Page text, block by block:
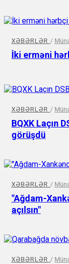
XƏBƏRLƏR /
İki erməni
XƏBƏRLƏR /
BQXK Laçın
görüşdü
XƏBƏRLƏR /
"Ağdam-
açılsın"
XƏBƏRLƏR /